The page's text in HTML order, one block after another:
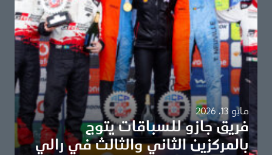
مايو 13، 2026
فريق جازو للسباقات يتوج
بالمركزين الثاني والثالث في رالي